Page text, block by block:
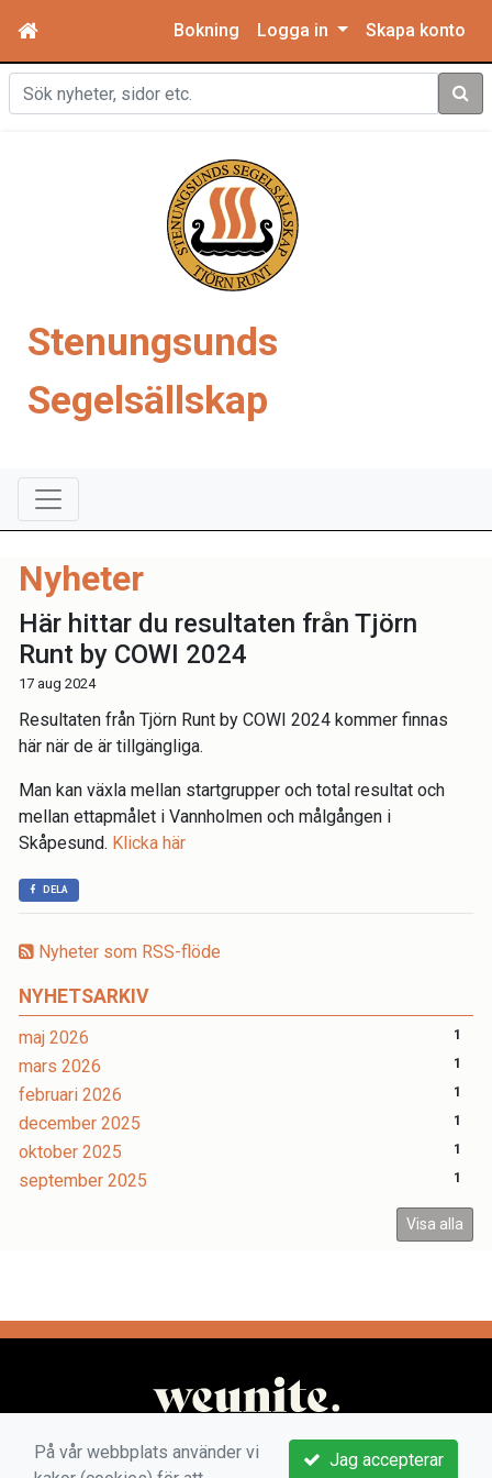
Bokning Logga in Skapa konto
Sök
Stenungsunds
Segelsällskap
Nyheter som RSS-flöde
NYHETSARKIV
maj 2026 1
mars 2026 1
februari 2026 1
december 2025 1
oktober 2025 1
september 2025 1
Visa alla
Nyheter
Här hittar du resultaten från Tjörn
Runt by COWI 2024
17 aug 2024
Resultaten från Tjörn Runt by COWI 2024 kommer finnas
här när de är tillgängliga.
Man kan växla mellan startgrupper och total resultat och
mellan ettapmålet i Vannholmen och målgången i
Skåpesund. Klicka här
DELA
Jag accepterar
På vår webbplats använder vi